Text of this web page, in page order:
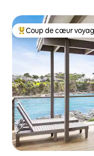
Coup de cœur
Coup de cœur